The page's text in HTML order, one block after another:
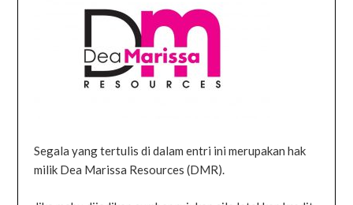
Segala yang tertulis di dalam entri ini merupakan hak
milik Dea Marissa Resources (DMR).